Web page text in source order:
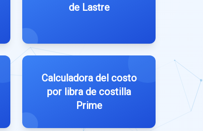
de Lastre
Calculadora del costo
por libra de costilla
Prime